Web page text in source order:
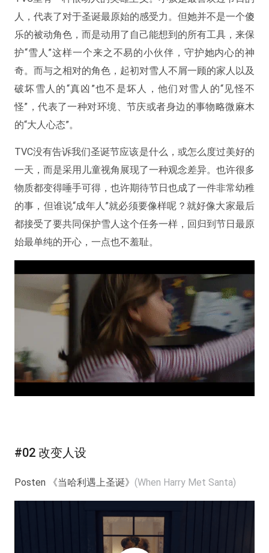
人，代表了对于圣诞最原始的感受力。但她并不是一个傻
乐的被动角色，而是动用了自己能想到的所有工具，来保
护“雪人”这样一个来之不易的小伙伴，守护她内心的神
奇。而与之相对的角色，起初对雪人不屑一顾的家人以及
破坏雪人的“真凶”也不是坏人，他们对雪人的“见怪不
怪”，代表了一种对环境、节庆或者身边的事物略微麻木
的“大人心态”。
TVC没有告诉我们圣诞节应该是什么，或怎么度过美好的
一天，而是采用儿童视角展现了一种观念差异。也许很多
物质都变得唾手可得，也许期待节日也成了一件非常幼稚
的事，但谁说“成年人”就必须要像样呢？就好像大家最后
都接受了要共同保护雪人这个任务一样，回归到节日最原
始最单纯的开心，一点也不羞耻。
#02 改变人设
Posten 《当哈利遇上圣诞》 (When Harry Met Santa)